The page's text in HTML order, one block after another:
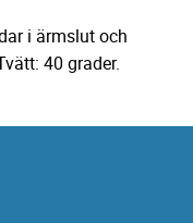
i ärmslut och
40 grader.